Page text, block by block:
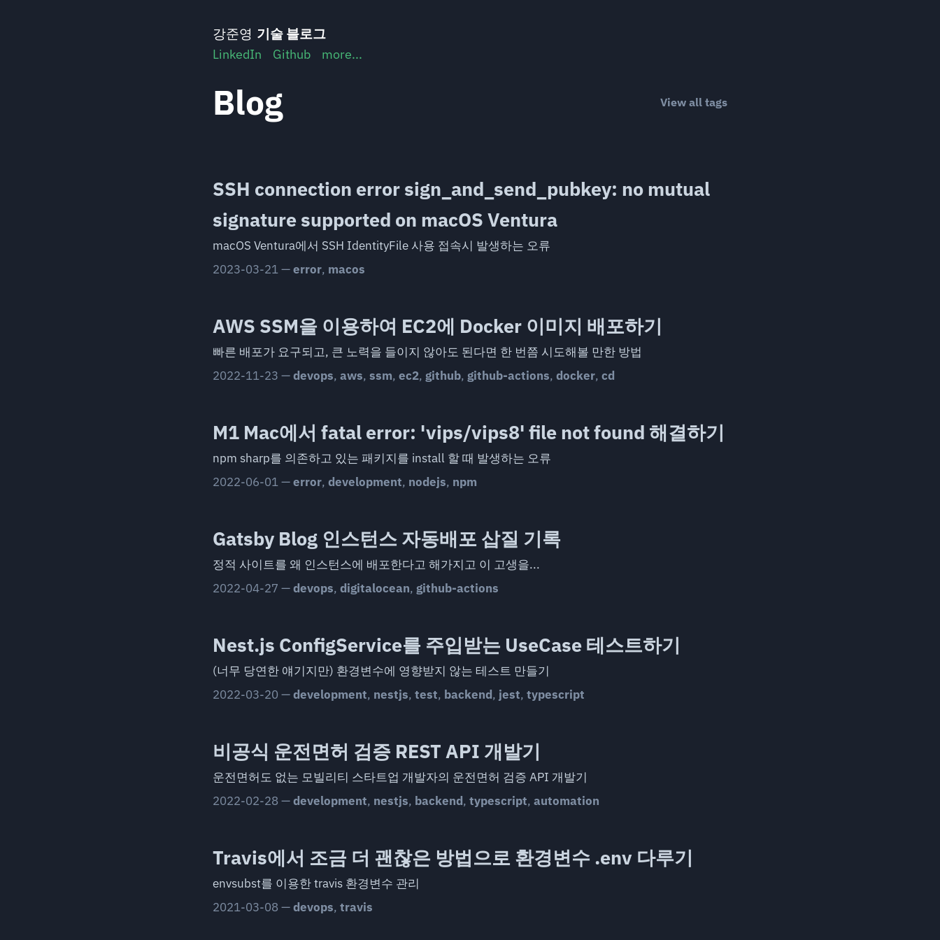
강준영 기술 블로그
LinkedIn Github more...
Blog View all tags
SSH connection error sign_and_send_pubkey: no mutual
signature supported on macOS Ventura
macOS Ventura에서 SSH IdentityFile 사용 접속시 발생하는 오류
2023-03-21—error, macos
AWS SSM을 이용하여 EC2에 Docker 이미지 배포하기
빠른 배포가 요구되고, 큰 노력을 들이지 않아도 된다면 한 번쯤 시도해볼 만한 방법
2022-11-23 —devops, aws, ssm, ec2, github, github-actions, docker, cd
M1 Mac에서 fatal error: 'vips/vips8' file not found 해결하기
npm sharp를 의존하고 있는 패키지를 install 할 때 발생하는 오류
2022-06-01—error, development, nodejs, npm
Gatsby Blog 인스턴스 자동배포 삽질 기록
정적 사이트를 왜 인스턴스에 배포한다고 해가지고 이 고생을...
2022-04-27 —devops, digitalocean, github-actions
Nest.js ConfigService를 주입받는 UseCase 테스트하기
(너무 당연한 얘기지만) 환경변수에 영향받지 않는 테스트 만들기
2022-03-20 —development, nestjs, test, backend, jest, typescript
비공식 운전면허 검증 REST API 개발기
운전면허도 없는 모빌리티 스타트업 개발자의 운전면허 검증 API 개발기
2022-02-28 —development, nestjs, backend, typescript, automation
Travis에서 조금 더 괜찮은 방법으로 환경변수 .env 다루기
envsubst를 이용한 travis 환경변수 관리
2021-03-08 —devops, travis